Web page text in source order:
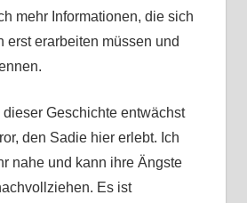
mehr Informationen, die sich
erst erarbeiten müssen und
Geschichte entwächst
den Sadie hier erlebt. Ich
nahe und kann ihre Ängste
Es ist